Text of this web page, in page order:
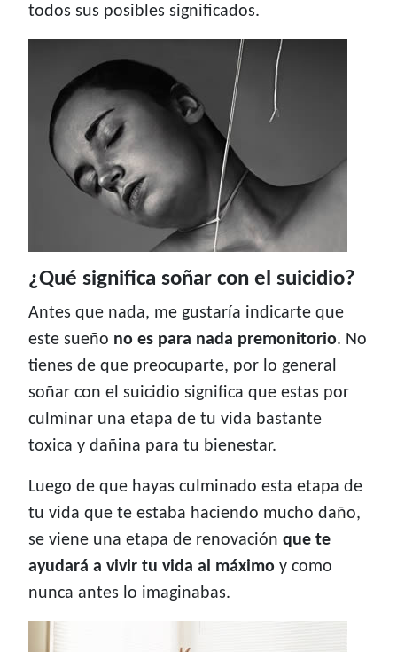
todos sus posibles significados.
¿Qué significa soñar con el suicidio?
Antes que nada, me gustaría indicarte que
este sueño no es para nada premonitorio. No
tienes de que preocuparte, por lo general
soñar con el suicidio significa que estas por
culminar una etapa de tu vida bastante
toxica y dañina para tu bienestar.
Luego de que hayas culminado esta etapa de
tu vida que te estaba haciendo mucho daño,
se viene una etapa de renovación que te
ayudará a vivir tu vida al máximo y como
nunca antes lo imaginabas.